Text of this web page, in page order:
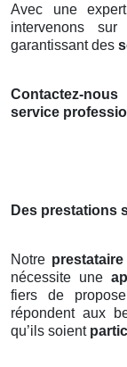
Avec une
intervenons
garantissant des
Contactez-nous
service
Des prestations
Notre prestataire
nécessite une
fiers de
répondent aux
qu’ils soient